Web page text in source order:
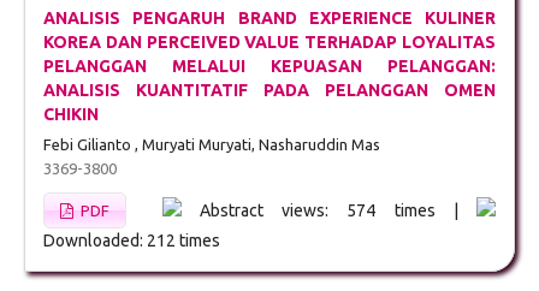
ANALISIS PENGARUH BRAND EXPERIENCE KULINER
KOREA DAN PERCEIVED VALUE TERHADAP LOYALITAS
PELANGGAN MELALUI KEPUASAN PELANGGAN:
ANALISIS KUANTITATIF PADA PELANGGAN OMEN
CHIKIN
Febi Gilianto , Muryati Muryati, Nasharuddin Mas
3369-3800
PDF
Abstract views: 574 times |
Downloaded: 212 times